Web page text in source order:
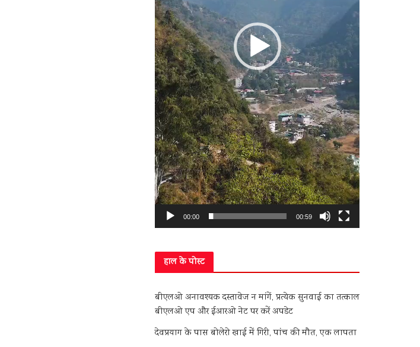
00:00 00:59
हाल के पोस्ट
बीएलओ अनावश्यक दस्तावेज न मांगें, प्रत्येक सुनवाई का तत्काल
बीएलओ एप और ईआरओ नेट पर करें अपडेट
देवप्रयाग के पास बोलेरो खाई में गिरी, पांच की मौत, एक लापता